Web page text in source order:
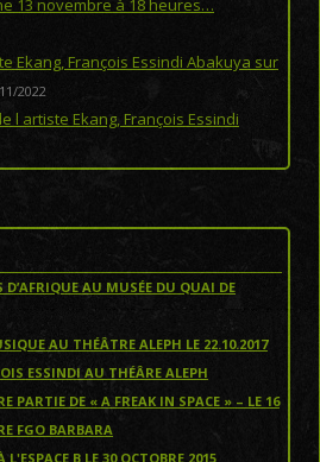
13 novembre à 18 heures…
Ekang, François Essindi Abakuya sur
2022
l artiste Ekang, François Essindi
AU MUSÉE DU QUAI DE
AU THÉÂTRE ALEPH LE 22.10.2017
ESSINDI AU THÉÂRE ALEPH
PARTIE DE « A FREAK IN SPACE » – LE 16
FGO BARBARA
L'ESPACE B LE 30 OCTOBRE 2015